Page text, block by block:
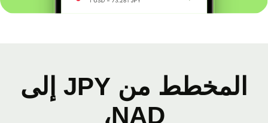
المخطط من JPY إلى
NAD،